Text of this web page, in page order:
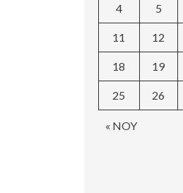
« NOY
4 5
11 12
18 19
25 26